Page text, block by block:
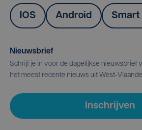
IOS Android Smart
Nieuwsbrief
Schrijf je in voor de dagelijkse nieuwsbrief
het meest recente nieuws uit West-
Inschrijven